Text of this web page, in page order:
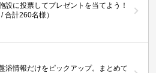
設に投票してプレゼントを当てよう！
合計260名様）
浴情報だけをピックアップ。まとめて